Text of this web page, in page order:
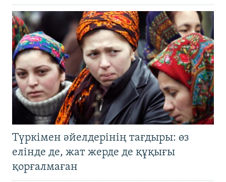
Түркімен әйелдерінің тағдыры: өз
елінде де, жат жерде де құқығы
қорғалмаған